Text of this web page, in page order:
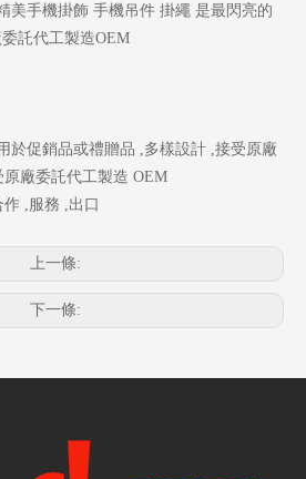
美手機掛飾 手機吊件 掛繩 是最閃亮的
託代工製造OEM
於促銷品或禮贈品 ,多樣設計 ,接受原廠
廠委託代工製造 OEM
,服務 ,出口
上一條:
下一條: